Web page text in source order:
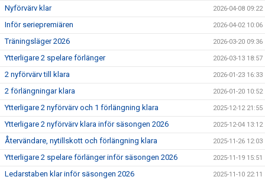
Nyförvärv klar 2026-04-08 09:22
Inför seriepremiären 2026-04-02 10:06
Träningsläger 2026 2026-03-20 09:36
Ytterligare 2 spelare förlänger 2026-03-13 18:57
2 nyförvärv till klara 2026-01-23 16:33
2 förlängningar klara 2026-01-20 10:52
Ytterligare 2 nyförvärv och 1 förlängning klara 2025-12-12 21:55
Ytterligare 2 nyförvärv klara inför säsongen 2026 2025-12-04 13:12
Återvändare, nytillskott och förlängning klara 2025-11-26 12:03
Ytterligare 2 spelare förlänger inför säsongen 2026 2025-11-19 15:51
Ledarstaben klar inför säsongen 2026 2025-11-10 22:11